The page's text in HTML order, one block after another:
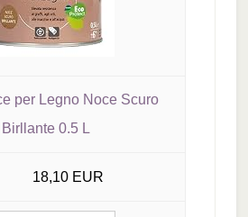
per Legno Noce Scuro
Birllante 0.5 L
18,10 EUR